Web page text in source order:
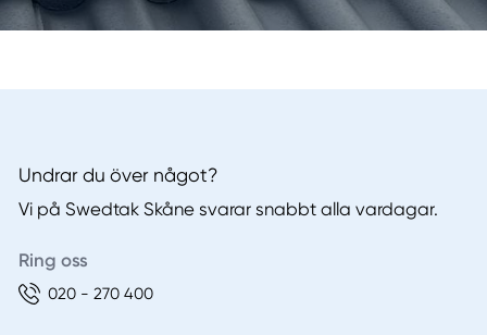
Undrar du över något?
Vi på Swedtak Skåne svarar snabbt alla vardagar.
Ring oss
020 - 270 400